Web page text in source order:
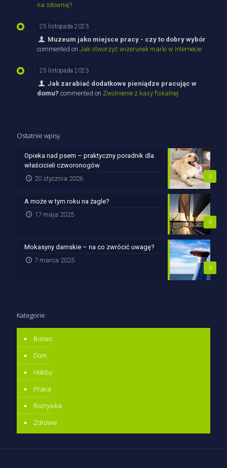
na siłownię?
25 listopada 2023
Muzeum jako miejsce pracy - czy to dobry wybór
commented on Jak stworzyć wizerunek marki w Internecie
25 listopada 2023
Jak zarabiać dodatkowe pieniądze pracując w
domu? commented on Zwolnienie z kasy fiskalnej
Ostatnie wpisy
0
Opieka nad psem – praktyczny poradnik dla
właścicieli czworonogów
20 stycznia 2026
0
A może w tym roku na żagle?
17 maja 2025
0
Mokasyny damskie – na co zwrócić uwagę?
7 marca 2025
Kategorie
Biznes
Dom
Hobby
Praca
Rozrywka
Zdrowie